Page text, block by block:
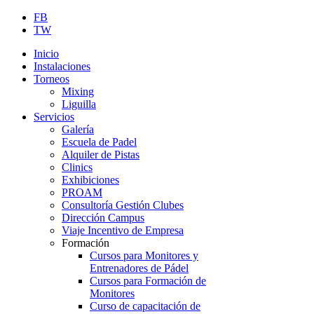
FB
TW
Inicio
Instalaciones
Torneos
Mixing
Liguilla
Servicios
Galería
Escuela de Padel
Alquiler de Pistas
Clinics
Exhibiciones
PROAM
Consultoría Gestión Clubes
Dirección Campus
Viaje Incentivo de Empresa
Formación
Cursos para Monitores y
Entrenadores de Pádel
Cursos para Formación de
Monitores
Curso de capacitación de